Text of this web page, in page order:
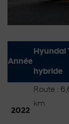
Année
Hyundai
hybride
2022
Route :
km